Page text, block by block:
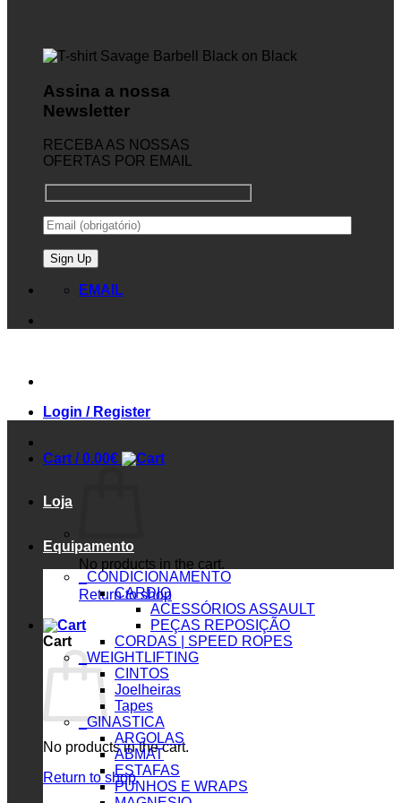
Assina a nossa
Newsletter
RECEBA AS NOSSAS
OFERTAS POR EMAIL
EMAIL
Login / Register
Cart /0.00€
No products in the cart.
Return to shop
Cart
No products in the cart.
Return to shop
Loja
Equipamento
_CONDICIONAMENTO
CARDIO
ACESSÓRIOS ASSAULT
PEÇAS REPOSIÇÃO
CORDAS | SPEED ROPES
_WEIGHTLIFTING
CINTOS
Joelheiras
Tapes
_GINASTICA
ARGOLAS
ABMAT
ESTAFAS
PUNHOS E WRAPS